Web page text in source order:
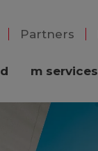
Partners
m services